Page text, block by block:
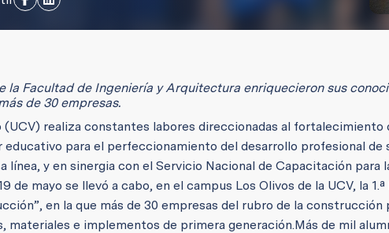
la Facultad de Ingeniería y Arquitectura enriquecieron sus
de 30 empresas.
(UCV) realiza constantes labores direccionadas al fortalecimiento
para el perfeccionamiento del desarrollo profesional de
línea, y en sinergia con el Servicio Nacional de Capacitación para
de mayo se llevó a cabo, en el campus Los Olivos de la UCV, la
en la que más de 30 empresas del rubro de la
materiales e implementos de primera generación.Más de mil